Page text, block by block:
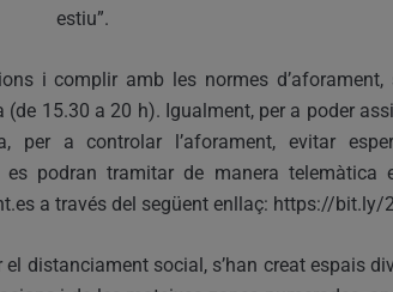
estiu”.
i complir amb les normes d’aforament,
15.30 a 20 h). Igualment, per a poder
per a controlar l’aforament, evitar
es podran tramitar de manera telemàtica
a través del següent enllaç: https://bit.ly/
distanciament social, s’han creat espais